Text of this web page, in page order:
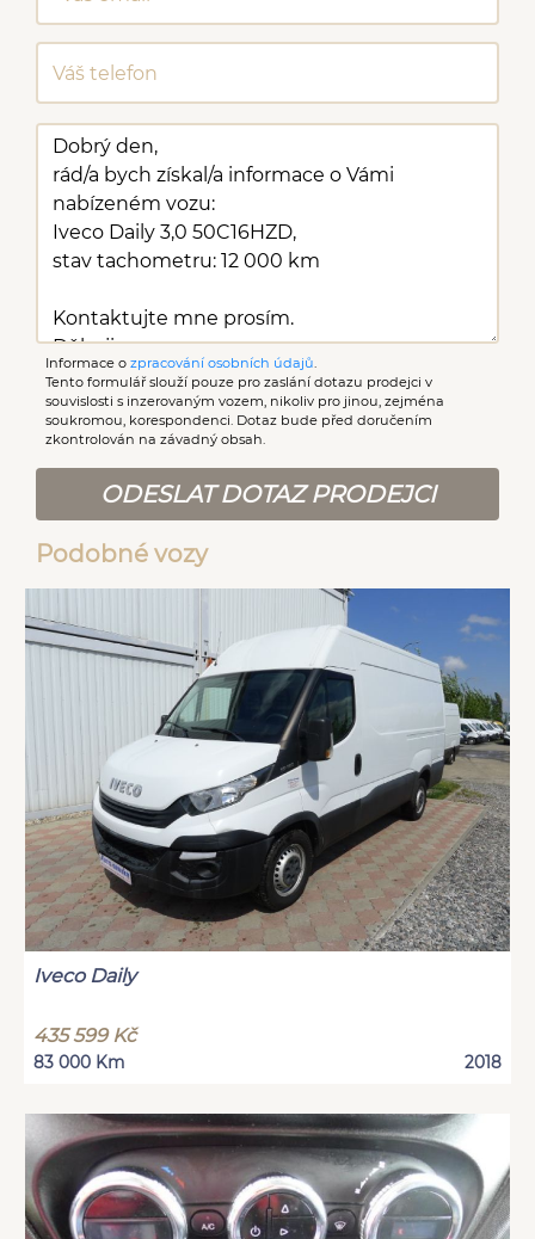
Informace o zpracování osobních údajů.
Tento formulář slouží pouze pro zaslání dotazu prodejci v
souvislosti s inzerovaným vozem, nikoliv pro jinou, zejména
soukromou, korespondenci. Dotaz bude před doručením
zkontrolován na závadný obsah.
ODESLAT DOTAZ PRODEJCI
Podobné vozy
Iveco Daily
435 599 Kč
83 000 Km 2018